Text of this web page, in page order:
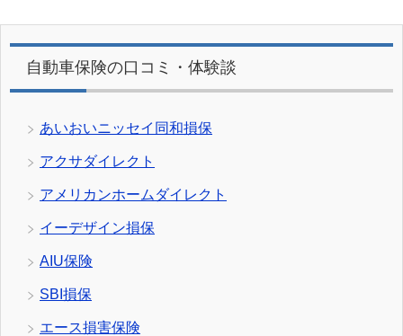
自動車保険の口コミ・体験談
あいおいニッセイ同和損保
アクサダイレクト
アメリカンホームダイレクト
イーデザイン損保
AIU保険
SBI損保
エース損害保険